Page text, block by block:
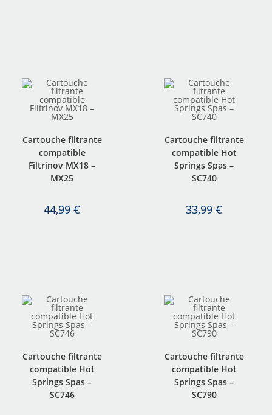
Cartouche filtrante
compatible
Filtrinov MX18 –
MX25
44,99 €
Cartouche filtrante
compatible Hot
Springs Spas –
SC740
33,99 €
Cartouche filtrante
compatible Hot
Springs Spas –
SC746
Cartouche filtrante
compatible Hot
Springs Spas –
SC790